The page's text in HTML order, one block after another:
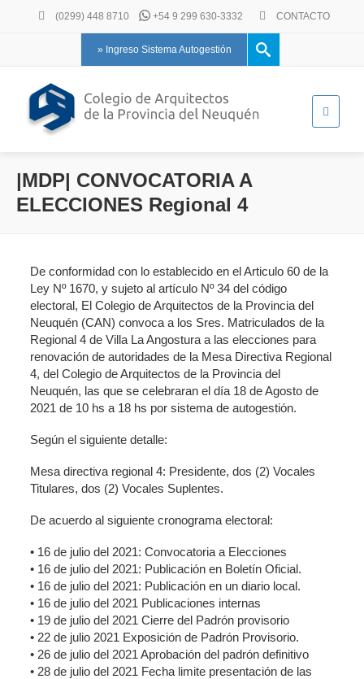
(0299) 448 8710 +54 9 299 630-3332 CONTACTO
» Ingreso Sistema Autogestión
|MDP| CONVOCATORIA A
ELECCIONES Regional 4
De conformidad con lo establecido en el Articulo 60 de la
Ley Nº 1670, y sujeto al artículo Nº 34 del código
electoral, El Colegio de Arquitectos de la Provincia del
Neuquén (CAN) convoca a los Sres. Matriculados de la
Regional 4 de Villa La Angostura a las elecciones para
renovación de autoridades de la Mesa Directiva Regional
4, del Colegio de Arquitectos de la Provincia del
Neuquén, las que se celebraran el día 18 de Agosto de
2021 de 10 hs a 18 hs por sistema de autogestión.
Según el siguiente detalle:
Mesa directiva regional 4: Presidente, dos (2) Vocales
Titulares, dos (2) Vocales Suplentes.
De acuerdo al siguiente cronograma electoral:
• 16 de julio del 2021: Convocatoria a Elecciones
• 16 de julio del 2021: Publicación en Boletín Oficial.
• 16 de julio del 2021: Publicación en un diario local.
• 16 de julio del 2021 Publicaciones internas
• 19 de julio del 2021 Cierre del Padrón provisorio
• 22 de julio 2021 Exposición de Padrón Provisorio.
• 26 de julio del 2021 Aprobación del padrón definitivo
• 28 de julio del 2021 Fecha limite presentación de las